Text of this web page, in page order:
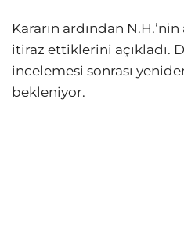
Kararın ardından
itiraz ettiklerini açıkladı.
incelemesi sonrası
bekleniyor.